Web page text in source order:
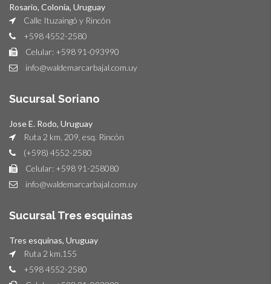
Rosario, Colonia, Uruguay
Calle Ituzaingó y Rincón
+598 4552-2580
Celular: +598 91-093990
info@waldemarcarbajal.com.uy
Sucursal Soriano
Jose E. Rodo, Uruguay
Ruta 2 km. 209, esq. Rincón
(+598) 4552-2580
Celular: +598 91-258080
info@waldemarcarbajal.com.uy
Sucursal Tres esquinas
Tres esquinas, Uruguay
Ruta 2 km.155
+598 4552-2580